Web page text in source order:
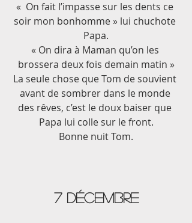
«  On fait l’impasse sur les dents ce
soir mon bonhomme » lui chuchote
Papa.
« On dira à Maman qu’on les
brossera deux fois demain matin »
La seule chose que Tom de souvient
avant de sombrer dans le monde
des rêves, c’est le doux baiser que
Papa lui colle sur le front.
Bonne nuit Tom.
7 décembre